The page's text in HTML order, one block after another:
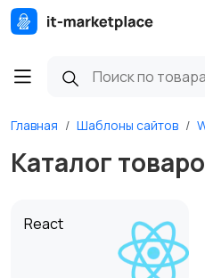
Главная Шаблоны сайтов
Каталог
React